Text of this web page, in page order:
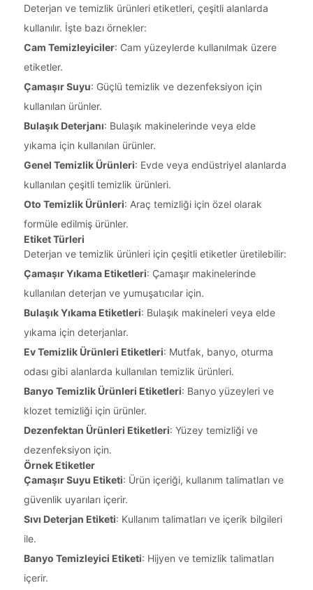
Deterjan ve temizlik ürünleri etiketleri, çeşitli alanlarda
kullanılır. İşte bazı örnekler:
Cam Temizleyiciler: Cam yüzeylerde kullanılmak üzere
etiketler.
Çamaşır Suyu: Güçlü temizlik ve dezenfeksiyon için
kullanılan ürünler.
Bulaşık Deterjanı: Bulaşık makinelerinde veya elde
yıkama için kullanılan ürünler.
Genel Temizlik Ürünleri: Evde veya endüstriyel alanlarda
kullanılan çeşitli temizlik ürünleri.
Oto Temizlik Ürünleri: Araç temizliği için özel olarak
formüle edilmiş ürünler.
Etiket Türleri
Deterjan ve temizlik ürünleri için çeşitli etiketler üretilebilir:
Çamaşır Yıkama Etiketleri: Çamaşır makinelerinde
kullanılan deterjan ve yumuşatıcılar için.
Bulaşık Yıkama Etiketleri: Bulaşık makineleri veya elde
yıkama için deterjanlar.
Ev Temizlik Ürünleri Etiketleri: Mutfak, banyo, oturma
odası gibi alanlarda kullanılan temizlik ürünleri.
Banyo Temizlik Ürünleri Etiketleri: Banyo yüzeyleri ve
klozet temizliği için ürünler.
Dezenfektan Ürünleri Etiketleri: Yüzey temizliği ve
dezenfeksiyon için.
Örnek Etiketler
Çamaşır Suyu Etiketi: Ürün içeriği, kullanım talimatları ve
güvenlik uyarıları içerir.
Sıvı Deterjan Etiketi: Kullanım talimatları ve içerik bilgileri
ile.
Banyo Temizleyici Etiketi: Hijyen ve temizlik talimatları
içerir.